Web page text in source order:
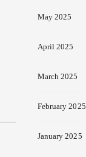
May 2025
April 2025
March 2025
February 2025
January 2025